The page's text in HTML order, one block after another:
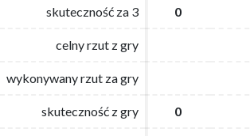
skuteczność za 3 0
celny rzut z gry
wykonywany rzut za gry
skuteczność z gry 0
skuteczność za 3 0
celny rzut z gry
wykonywany rzut za gry
skuteczność z gry 0